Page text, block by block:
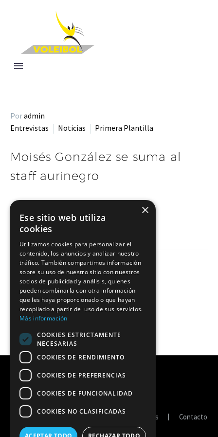
Poradmin
Entrevistas
Noticias Primera Plantilla
Moisés González se suma al
staff aurinegro
LEER MÁS
Portal de transparencia Política de cookies Contacto
×
Ese sitio web utiliza
cookies
Utilizamos cookies para personalizar el
contenido, los anuncios y analizar nuestro
tráfico. También compartimos información
sobre su uso de nuestro sitio con nuestros
socios de publicidad y análisis, quienes
pueden combinarla con otra información
que les haya proporcionado o que hayan
recopilado a partir del uso de sus servicios.
Más información
COOKIES ESTRICTAMENTE
NECESARIAS
COOKIES DE RENDIMIENTO
COOKIES DE PREFERENCIAS
COOKIES DE FUNCIONALIDAD
COOKIES NO CLASIFICADAS